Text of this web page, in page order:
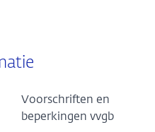
Voorschriften en
beperkingen vvgb